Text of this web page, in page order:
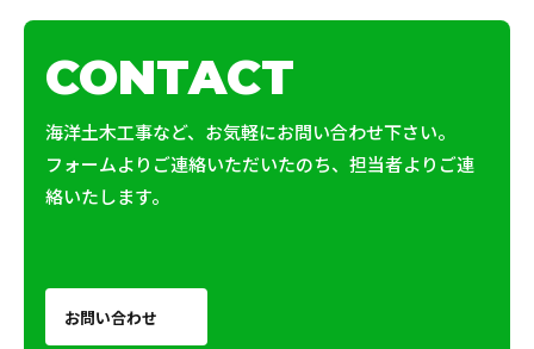
CONTACT
海洋土木工事など、お気軽にお問い合わせ下さい。
フォームよりご連絡いただいたのち、担当者よりご連
絡いたします。
お問い合わせ